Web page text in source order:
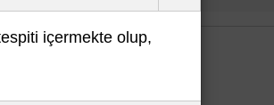
içermekte olup,